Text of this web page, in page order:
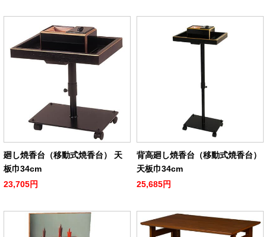
廻し焼香台（移動式焼香台） 天
板巾34cm
23,705円
背高廻し焼香台（移動式焼香台）
天板巾34cm
25,685円